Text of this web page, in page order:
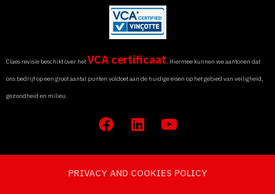
Claes revisie beschikt over hetVCA certificaat. Hiermee kunnen we aantonen dat
ons bedrijf op een groot aantal punten voldoet aan de huidige eisen op het gebied van veiligheid,
gezondheid en milieu.
F
c
e
b
L
n
k
e
Y
u
t
u
PRIVACY AND COOKIES POLICY